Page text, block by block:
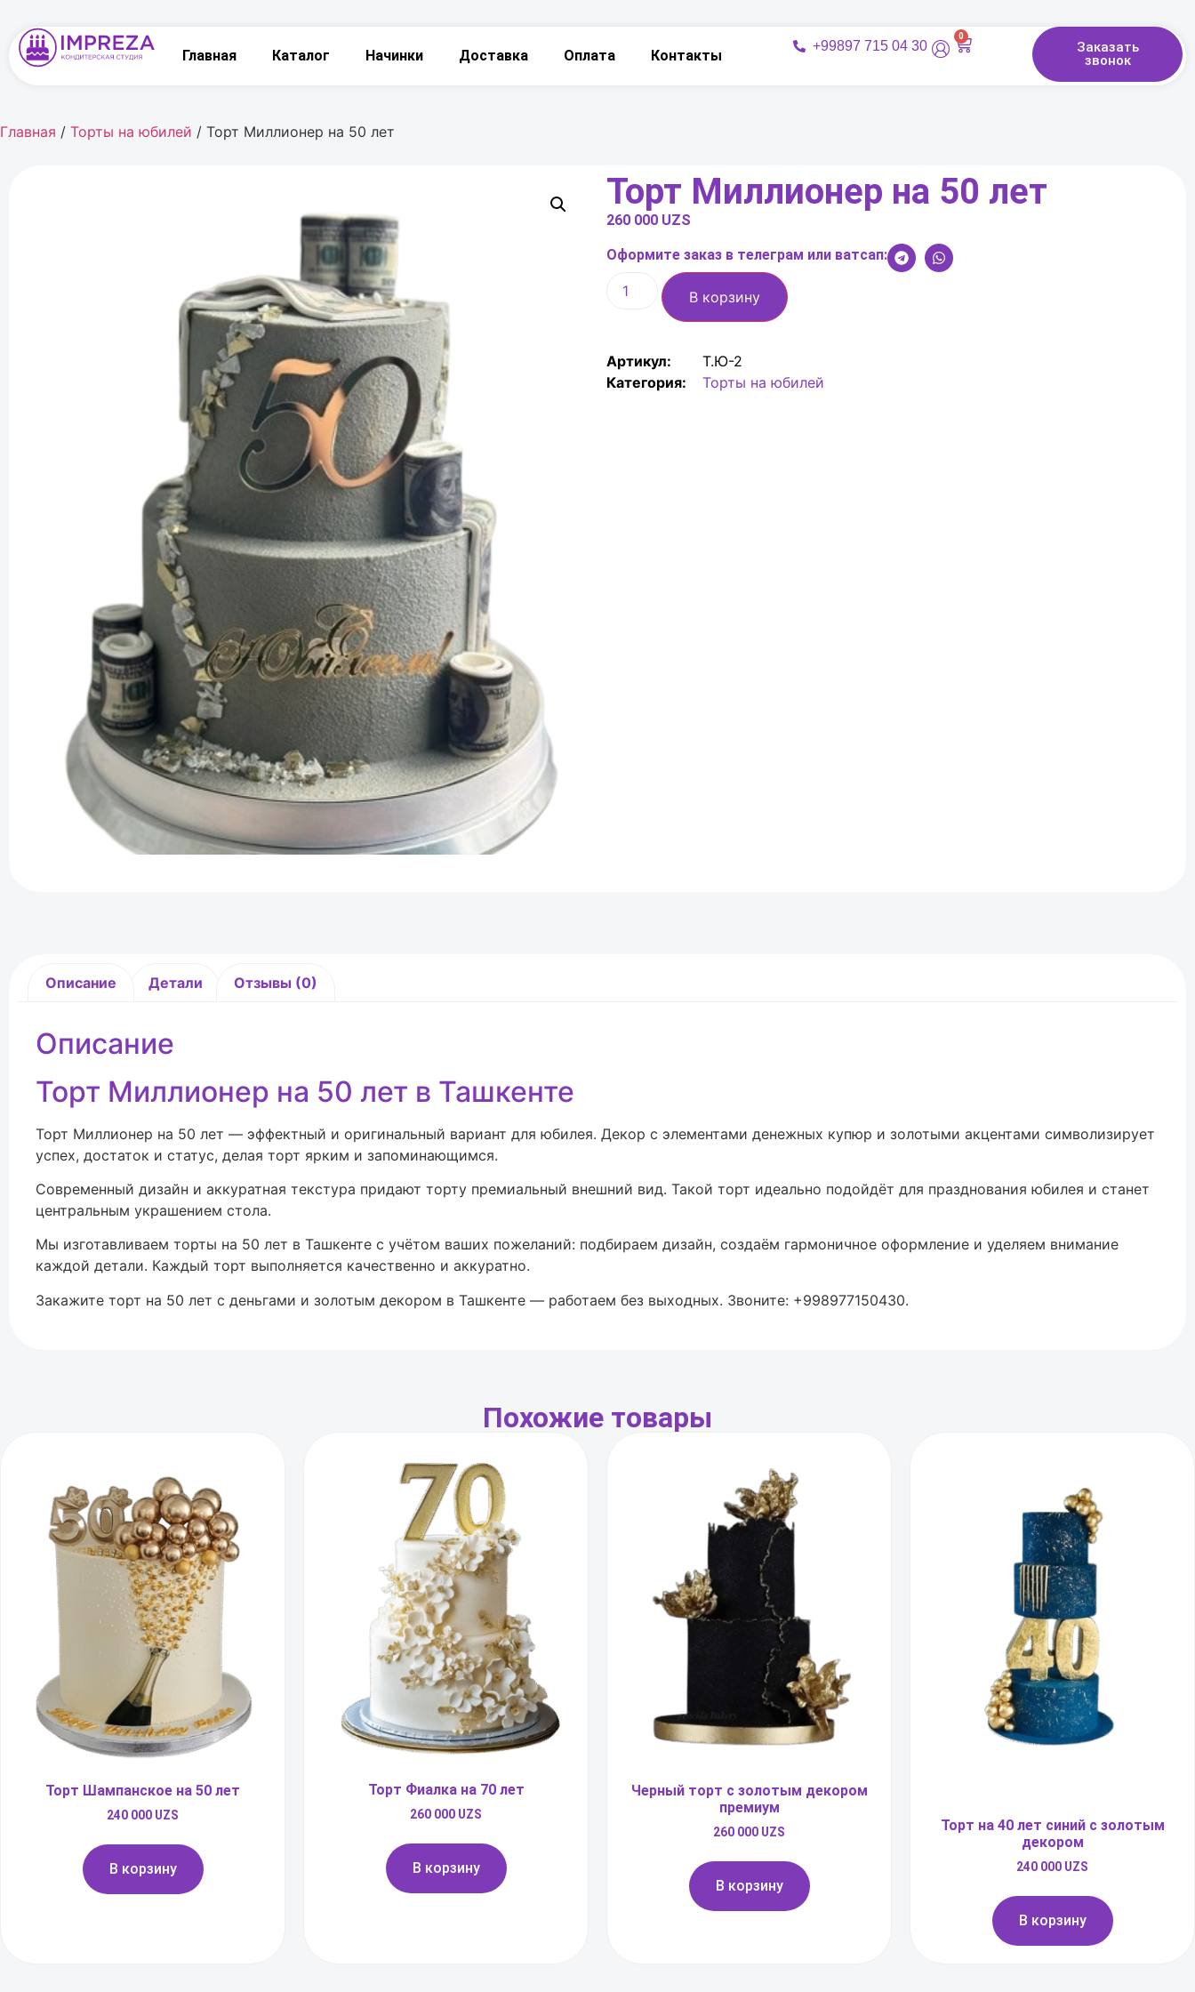
Главная Каталог Начинки Доставка Оплата Контакты
+99897 715 04 30
0
Заказать
звонок
Главная / Торты на юбилей / Торт Миллионер на 50 лет
Торт Миллионер на 50 лет
260 000 UZS
Оформите заказ в телеграм или ватсап:
В корзину
Артикул:
Т.Ю-2
Категория:
Торты на юбилей
Описание Детали Отзывы (0)
Описание
Торт Миллионер на 50 лет в Ташкенте
Торт Миллионер на 50 лет — эффектный и оригинальный вариант для юбилея. Декор с элементами денежных купюр и золотыми акцентами символизирует
успех, достаток и статус, делая торт ярким и запоминающимся.
Современный дизайн и аккуратная текстура придают торту премиальный внешний вид. Такой торт идеально подойдёт для празднования юбилея и станет
центральным украшением стола.
Мы изготавливаем торты на 50 лет в Ташкенте с учётом ваших пожеланий: подбираем дизайн, создаём гармоничное оформление и уделяем внимание
каждой детали. Каждый торт выполняется качественно и аккуратно.
Закажите торт на 50 лет с деньгами и золотым декором в Ташкенте — работаем без выходных. Звоните: +998977150430.
Похожие товары
Торт Шампанское на 50 лет
240 000 UZS
В корзину
Торт Фиалка на 70 лет
260 000 UZS
В корзину
Черный торт с золотым декором
премиум
260 000 UZS
В корзину
Торт на 40 лет синий с золотым
декором
240 000 UZS
В корзину